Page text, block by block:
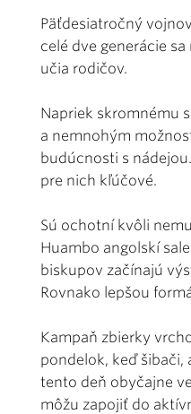
Päťdesiatročný
celé dve generácie
učia rodičov.
Napriek skromnému
a nemnohým
budúcnosti s
pre nich kľúčové.
Sú ochotní kvôli
Huambo angolskí
biskupov začínajú
Rovnako lepšou
Kampaň zbierky
pondelok, keď šibači,
tento deň obyčajne
môžu zapojiť do